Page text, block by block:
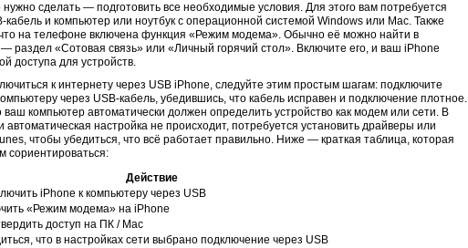
нужно сделать — подготовить все необходимые условия. Для этого вам потребуется
кабель и компьютер или ноутбук с операционной системой Windows или Mac. Также
на телефоне включена функция «Режим модема». Обычно её можно найти в
— раздел «Сотовая связь» или «Личный горячий стол». Включите его, и ваш iPhone
доступа для устройств.
к интернету через USB iPhone, следуйте этим простым шагам: подключите
через USB-кабель, убедившись, что кабель исправен и подключение плотное.
ваш компьютер автоматически должен определить устройство как модем или сети. В
автоматическая настройка не происходит, потребуется установить драйверы или
чтобы убедиться, что всё работает правильно. Ниже — краткая таблица, которая
сориентироваться:
Действие
iPhone к компьютеру через USB
«Режим модема» на iPhone
доступ на ПК / Mac
что в настройках сети выбрано подключение через USB